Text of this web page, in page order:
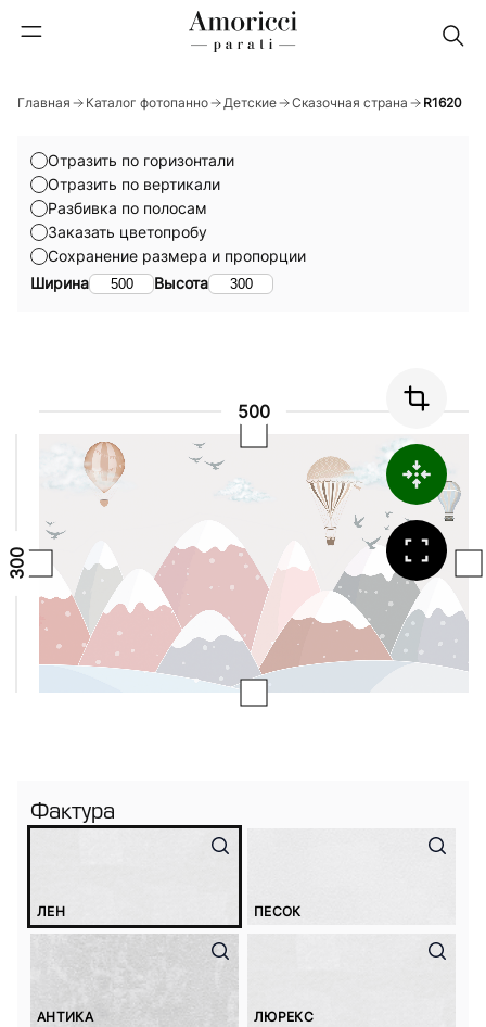
Главная Каталог фотопанно Детские Сказочная страна R1620
Ширина Высота
Сохранение размера и пропорции
Отразить по горизонтали
Отразить по вертикали
Разбивка по полосам
Заказать цветопробу
Фактура
ЛЕН ПЕСОК
АНТИКА ЛЮРЕКС